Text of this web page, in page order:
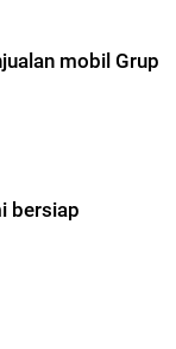
mobil Grup
bersiap